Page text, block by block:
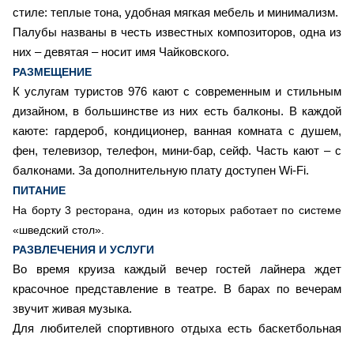
стиле: теплые тона, удобная мягкая мебель и минимализм.
Палубы названы в честь известных композиторов, одна из
них – девятая – носит имя Чайковского.
РАЗМЕЩЕНИЕ
К услугам туристов 976 кают с современным и стильным
дизайном, в большинстве из них есть балконы. В каждой
каюте: гардероб, кондиционер, ванная комната с душем,
фен, телевизор, телефон, мини-бар, сейф. Часть кают – с
балконами. За дополнительную плату доступен Wi-Fi.
ПИТАНИЕ
На борту 3 ресторана, один из которых работает по системе
«шведский стол».
РАЗВЛЕЧЕНИЯ И УСЛУГИ
Во время круиза каждый вечер гостей лайнера ждет
красочное представление в театре. В барах по вечерам
звучит живая музыка.
Для любителей спортивного отдыха есть баскетбольная